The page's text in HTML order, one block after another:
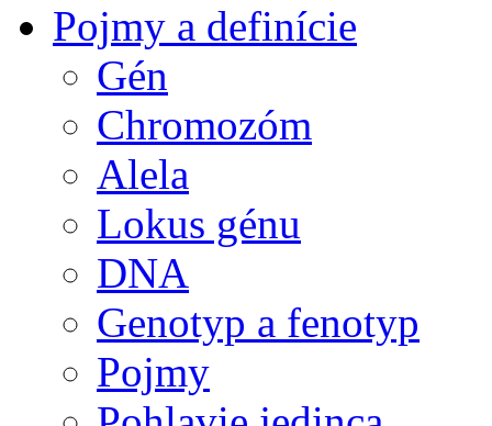
Pojmy a definície
Gén
Chromozóm
Alela
Lokus génu
DNA
Genotyp a fenotyp
Pojmy